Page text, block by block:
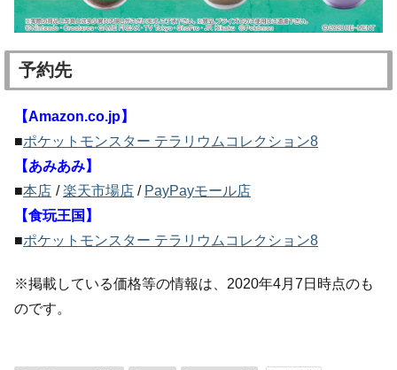
予約先
【Amazon.co.jp】
■ポケットモンスター テラリウムコレクション8
【あみあみ】
■本店 /楽天市場店 / PayPayモール店
【食玩王国】
■ポケットモンスター テラリウムコレクション8
※掲載している価格等の情報は、2020年4月7日時点のも
のです。